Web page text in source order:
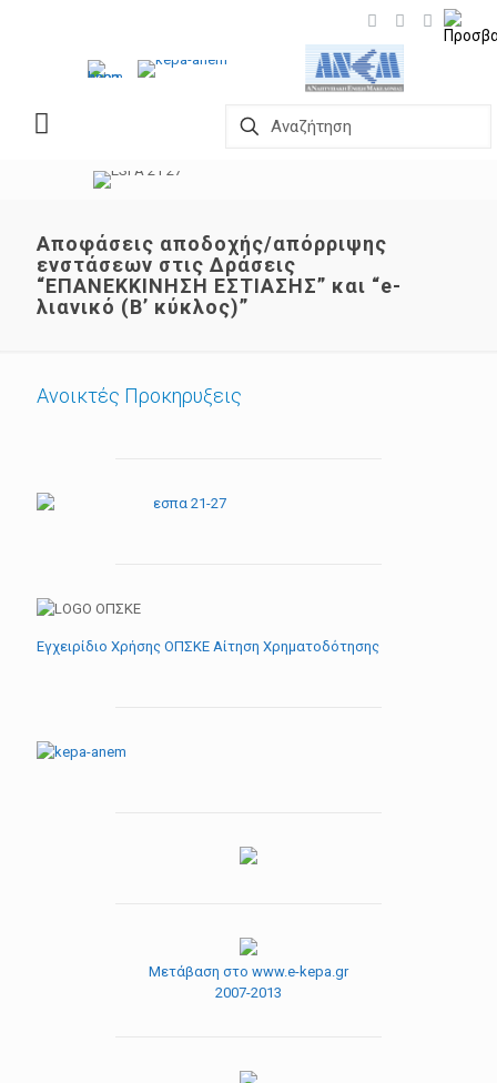
Αποφάσεις αποδοχής/απόρριψης
ενστάσεων στις Δράσεις
“ΕΠΑΝΕΚΚΙΝΗΣΗ ΕΣΤΙΑΣΗΣ” και “e-
λιανικό (Β’ κύκλος)”
Ανοικτές Προκηρυξεις
Εγχειρίδιο Χρήσης ΟΠΣΚΕ Αίτηση Χρηματοδότησης
Μετάβαση στο www.e-kepa.gr
2007-2013